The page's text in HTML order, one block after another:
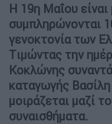
Η 19η Μαΐου
συμπληρώνονται
γενοκτονία των
Tιμώντας την
Κοκλώνης
καταγωγής
μοιράζεται μαζί
συναισθήματα.